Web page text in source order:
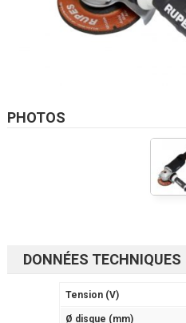
PHOTOS
DONNÉES TECHNIQUES
Tension (V)
Ø disque (mm)